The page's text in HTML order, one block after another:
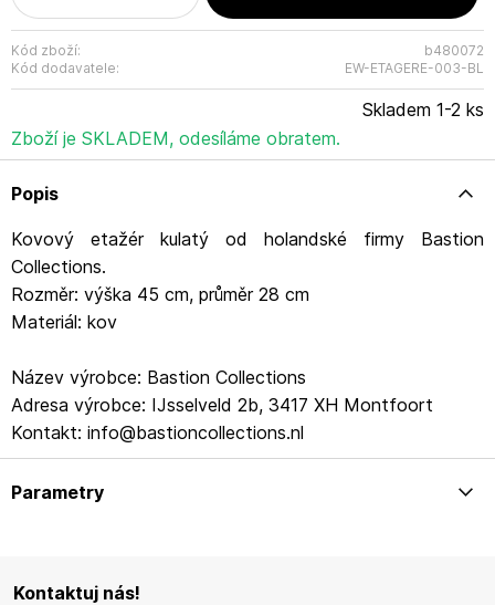
Kód zboží:
b480072
Kód dodavatele:
EW-ETAGERE-003-BL
Skladem 1-2 ks
Zboží je SKLADEM, odesíláme obratem.
Popis
Kovový etažér kulatý od holandské firmy Bastion
Collections.
Rozměr: výška 45 cm, průměr 28 cm
Materiál: kov
Název výrobce: Bastion Collections
Adresa výrobce: IJsselveld 2b, 3417 XH Montfoort
Kontakt: info@bastioncollections.nl
Parametry
Kontaktuj nás!